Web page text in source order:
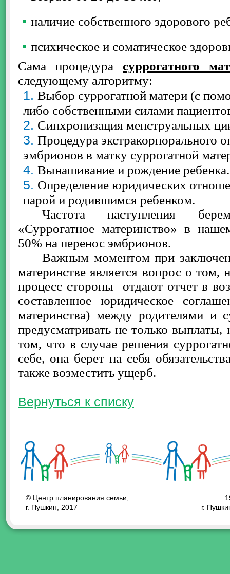
наличие собственного здорового
психическое и соматическое
Сама процедура суррогатного
следующему алгоритму:
Выбор суррогатной матери (с
либо собственными силами
Синхронизация менструальных
Процедура экстракорпорального
эмбрионов в матку суррогатной
Вынашивание и рождение ребенка.
Определение юридических
парой и родившимся ребенком.
Частота наступления
«Суррогатное материнство» в
50% на перенос эмбрионов.
Важным моментом при
материнстве является вопрос о том,
процесс стороны отдают отчет в
составленное юридическое
материнства) между родителями и
предусматривать не только
том, что в случае решения
себе, она берет на себя
также возместить ущерб.
Вернуться к списку
© Центр планирования семьи,
г. Пушкин, 2017
г.